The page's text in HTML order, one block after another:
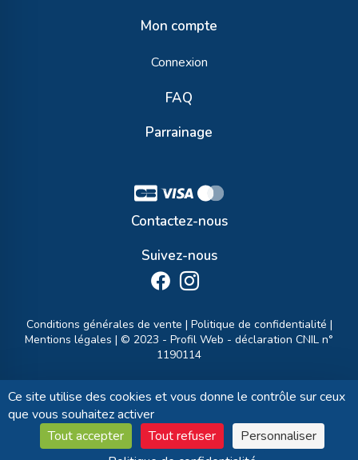
Mon compte
Connexion
FAQ
Parrainage
Contactez-nous
Suivez-nous
Conditions générales de vente | Politique de confidentialité |
Mentions légales | © 2023 - Profil Web - déclaration CNIL n°
1190114
Ce site utilise des cookies et vous donne le contrôle sur ceux
que vous souhaitez activer
Tout accepter
Tout refuser
Personnaliser